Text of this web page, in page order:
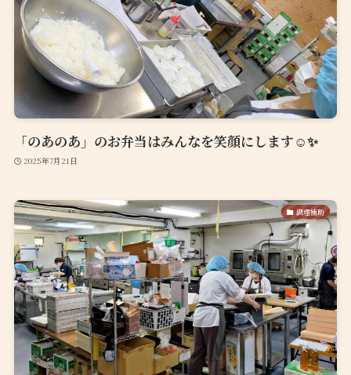
「のあのあ」のお弁当はみんなを笑顔にします☺️✨
2025年7月21日
調理補助